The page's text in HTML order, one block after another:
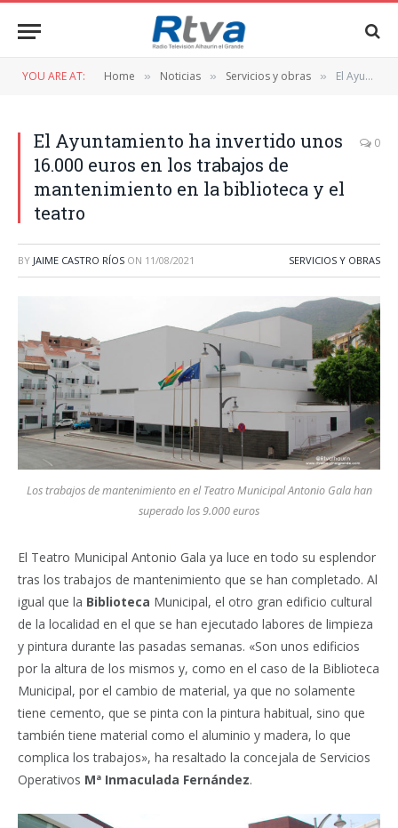
YOU ARE AT: Home » Noticias » Servicios y obras » El Ayuntamiento ha invertido unos 16.000 euros en los trabajos de mantenimiento en la biblioteca y el teatro
El Ayuntamiento ha invertido unos
16.000 euros en los trabajos de
mantenimiento en la biblioteca y el
teatro
0
BY JAIME CASTRO RÍOS ON 11/08/2021 SERVICIOS Y OBRAS
Los trabajos de mantenimiento en el Teatro Municipal Antonio Gala han
superado los 9.000 euros
El Teatro Municipal Antonio Gala ya luce en todo su esplendor
tras los trabajos de mantenimiento que se han completado. Al
igual que la Biblioteca Municipal, el otro gran edificio cultural
de la localidad en el que se han ejecutado labores de limpieza
y pintura durante las pasadas semanas. «Son unos edificios
por la altura de los mismos y, como en el caso de la Biblioteca
Municipal, por el cambio de material, ya que no solamente
tiene cemento, que se pinta con la pintura habitual, sino que
también tiene material como el aluminio y madera, lo que
complica los trabajos», ha resaltado la concejala de Servicios
Operativos Mª Inmaculada Fernández.